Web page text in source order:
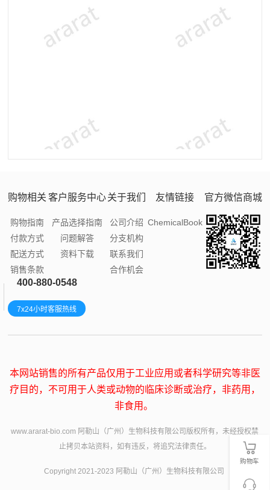
购物相关
购物指南
付款方式
配送方式
销售条款
客户服务中心
产品选择指南
问题解答
资料下载
关于我们
公司介绍
分支机构
联系我们
合作机会
友情链接
ChemicalBook
官方微信商城
400-880-0548
7x24小时客服热线
本网站销售的所有产品仅用于工业应用或者科学研究等非医
疗目的，不可用于人类或动物的临床诊断或治疗，非药用，
非食用。
www.ararat-bio.com 阿勒山（广州）生物科技有限公司版权所有，未经授权禁
止拷贝本站资料，如有违反，将追究法律责任。
Copyright 2021-2023 阿勒山（广州）生物科技有限公司
购物车